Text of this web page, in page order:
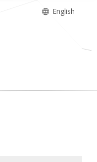
English